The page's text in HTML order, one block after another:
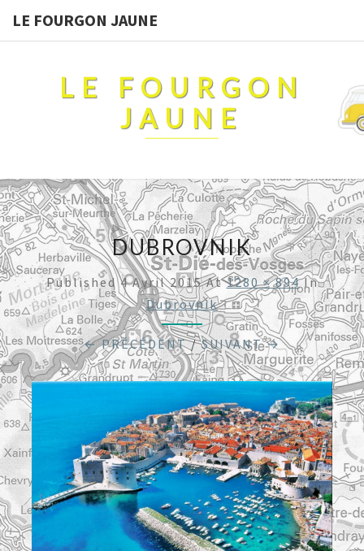
LE FOURGON JAUNE
LE FOURGON
JAUNE
DUBROVNIK
Published4 Avril 2015At1280 × 894In
Dubrovnik
← PRÉCÉDENT/SUIVANT →